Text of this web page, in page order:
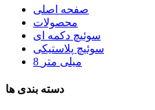
صفحه اصلی
محصولات
سوئیچ دکمه ای
سوئیچ پلاستیکی
8 میلی متر
دسته بندی ها